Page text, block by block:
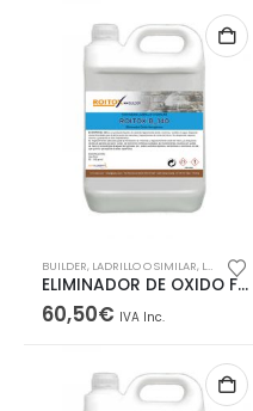
era:
60,50€.
es:
57,47€.
BUILDER, LADRILLO O SIMILAR, LIMPIEZA FACHADAS
ELIMINADOR DE OXIDO FERRUGINOSO
60,50€ IVA Inc.